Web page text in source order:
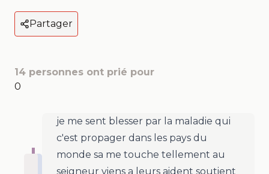
Partager
14 personnes ont prié pour
0
je me sent blesser par la maladie qui
c'est propager dans les pays du
monde sa me touche tellement au
seigneur viens a leurs aident soutient